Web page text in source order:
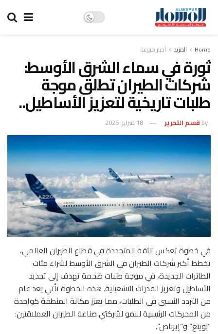
Home المزيد أخبار منوعة
ثورة في سماء الشرق الأوسط:
شركات الطيران تطلق موجة
طلبات تاريخية لتعزيز الأساطيل..
by قسم التحرير 18 فبراير، 2025
في خطوة تعكس الثقة المتجددة في قطاع الطيران العالمي،
تخطط أكبر شركات الطيران في الشرق الأوسط لشراء مئات
الطائرات الجديدة، في موجة طلبات ضخمة تهدف إلى تجديد
الأساطيل وتعزيز القدرات التشغيلية. هذه الخطوة تأتي بعد عام
من التردد النسبي في الطلبات، مما يعزز مكانة المنطقة كواحدة
من المحركات الرئيسية للنمو لشركتي صناعة الطيران العملاقتين:
“بوينغ” و”إيرباص”.